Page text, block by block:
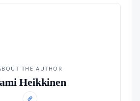
THE AUTHOR
Heikkinen